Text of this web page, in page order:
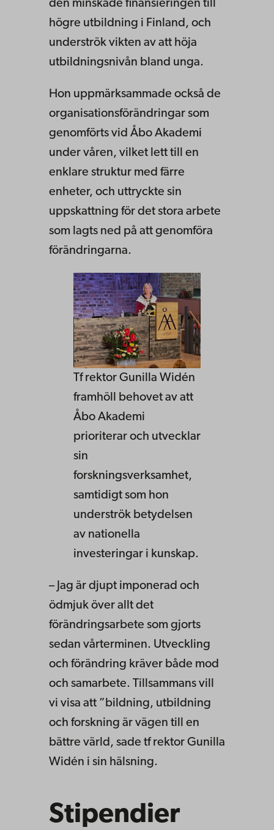
den minskade finansieringen till
högre utbildning i Finland, och
underströk vikten av att höja
utbildningsnivån bland unga.
Hon uppmärksammade också de
organisationsförändringar som
genomförts vid Åbo Akademi
under våren, vilket lett till en
enklare struktur med färre
enheter, och uttryckte sin
uppskattning för det stora arbete
som lagts ned på att genomföra
förändringarna.
Tf rektor Gunilla Widén
framhöll behovet av att
Åbo Akademi
prioriterar och utvecklar
sin
forskningsverksamhet,
samtidigt som hon
underströk betydelsen
av nationella
investeringar i kunskap.
– Jag är djupt imponerad och
ödmjuk över allt det
förändringsarbete som gjorts
sedan vårterminen. Utveckling
och förändring kräver både mod
och samarbete. Tillsammans vill
vi visa att ”bildning, utbildning
och forskning är vägen till en
bättre värld, sade tf rektor Gunilla
Widén i sin hälsning.
Stipendier